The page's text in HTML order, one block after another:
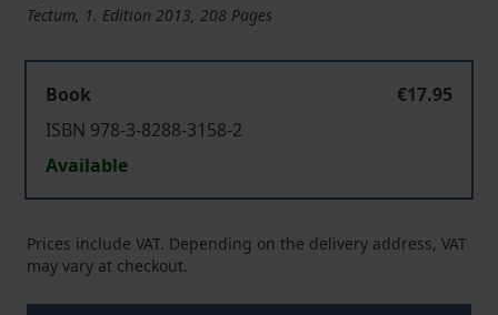
Tectum, 1. Edition 2013, 208 Pages
Book
€17.95
ISBN 978-3-8288-3158-2
Available
Prices include VAT. Depending on the delivery address, VAT
may vary at checkout.